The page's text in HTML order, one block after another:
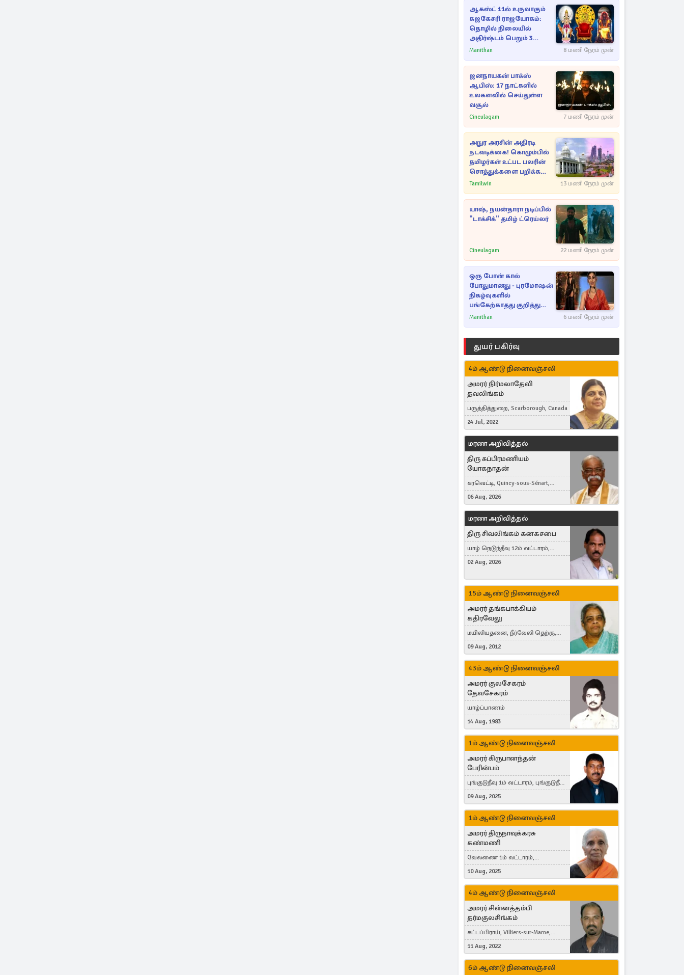
ஆகஸ்ட் 11ல் உருவாகும்
கஜகேசரி ராஜயோகம்:
தொழில் நிலையில்
அதிர்ஷ்டம் பெறும் 3
ராசிகள்!
Manithan 8 மணி நேரம் முன்
ஜனநாயகன் பாக்ஸ்
ஆபிஸ்: 17 நாட்களில்
உலகளவில் செய்துள்ள
வசூல்
Cineulagam 7 மணி நேரம் முன்
அநுர அரசின் அதிரடி
நடவடிக்கை! கொழும்பில்
தமிழர்கள் உட்பட பலரின்
சொத்துக்களை பறிக்க
நடவடிக்கை
Tamilwin 13 மணி நேரம் முன்
யாஷ், நயன்தாரா நடிப்பில்
"டாக்சிக்" தமிழ் ட்ரெய்லர்
Cineulagam 22 மணி நேரம் முன்
ஒரு போன் கால்
போதுமானது - புரமோஷன்
நிகழ்வுகளில்
பங்கேற்காதது குறித்து
நயன்தாரா ஓபன் டாக்!
Manithan 6 மணி நேரம் முன்
துயர் பகிர்வு
4ம் ஆண்டு நினைவஞ்சலி
அமரர் நிர்மலாதேவி
தவலிங்கம்
பருத்தித்துறை, Scarborough, Canada
24 Jul, 2022
மரண அறிவித்தல்
திரு சுப்பிரமணியம்
யோகநாதன்
கரவெட்டி, Quincy-sous-Sénart,
France
06 Aug, 2026
மரண அறிவித்தல்
திரு சிவலிங்கம் கனகசபை
யாழ் நெடுந்தீவு 12ம் வட்டாரம்,
Jaffna, நயினாதீவு, London, United
02 Aug, 2026
15ம் ஆண்டு நினைவஞ்சலி
அமரர் தங்கபாக்கியம்
கதிரவேலு
மயிலியதனை, நீர்வேலி தெற்கு,
Herning, Denmark
09 Aug, 2012
43ம் ஆண்டு நினைவஞ்சலி
அமரர் குலசேகரம்
தேவசேகரம்
யாழ்ப்பாணம்
14 Aug, 1983
1ம் ஆண்டு நினைவஞ்சலி
அமரர் கிருபானந்தன்
பேரின்பம்
புங்குடுதீவு 1ம் வட்டாரம், புங்குடுதீவு,
India, Lausanne, Switzerland
09 Aug, 2025
1ம் ஆண்டு நினைவஞ்சலி
அமரர் திருநாவுக்கரசு
கண்மணி
வேலணை 1ம் வட்டாரம்,
மண்கும்பான் மேற்கு, Liestal,
Switzerland
10 Aug, 2025
4ம் ஆண்டு நினைவஞ்சலி
அமரர் சின்னத்தம்பி
தர்மகுலசிங்கம்
கட்டப்பிராய், Villiers-sur-Marne,
France
11 Aug, 2022
6ம் ஆண்டு நினைவஞ்சலி